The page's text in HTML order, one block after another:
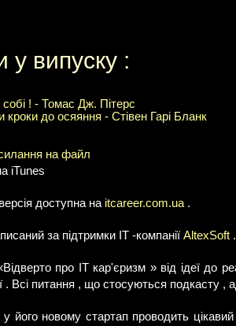
у випуску :
собі ! - Томас Дж. Пітерс
кроки до осяяння - Стівен Гарі Бланк
на файл
iTunes
доступна на itcareer.com.ua .
за підтримки IT -компанії AltexSoft .
про IT кар'єризм » від ідеї до
. Всі питання , що стосуються подкасту ,
у його новому стартап проводить